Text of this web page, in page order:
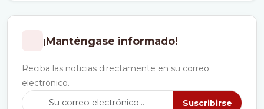
¡Manténgase informado!
Reciba las noticias directamente en su correo
electrónico.
Suscribirse